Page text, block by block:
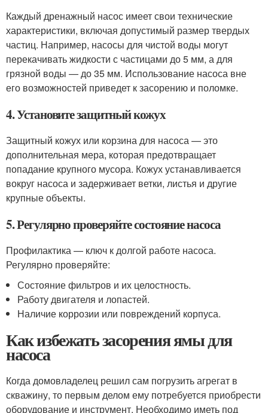
Каждый дренажный насос имеет свои технические
характеристики, включая допустимый размер твердых
частиц. Например, насосы для чистой воды могут
перекачивать жидкости с частицами до 5 мм, а для
грязной воды — до 35 мм. Использование насоса вне
его возможностей приведет к засорению и поломке.
4. Установите защитный кожух
Защитный кожух или корзина для насоса — это
дополнительная мера, которая предотвращает
попадание крупного мусора. Кожух устанавливается
вокруг насоса и задерживает ветки, листья и другие
крупные объекты.
5. Регулярно проверяйте состояние насоса
Профилактика — ключ к долгой работе насоса.
Регулярно проверяйте:
Состояние фильтров и их целостность.
Работу двигателя и лопастей.
Наличие коррозии или повреждений корпуса.
Как избежать засорения ямы для
насоса
Когда домовладелец решил сам погрузить агрегат в
скважину, то первым делом ему потребуется приобрести
оборудование и инструмент. Необходимо иметь под